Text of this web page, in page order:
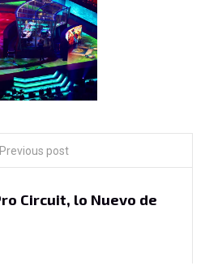
Previous post
Circuit, lo Nuevo de